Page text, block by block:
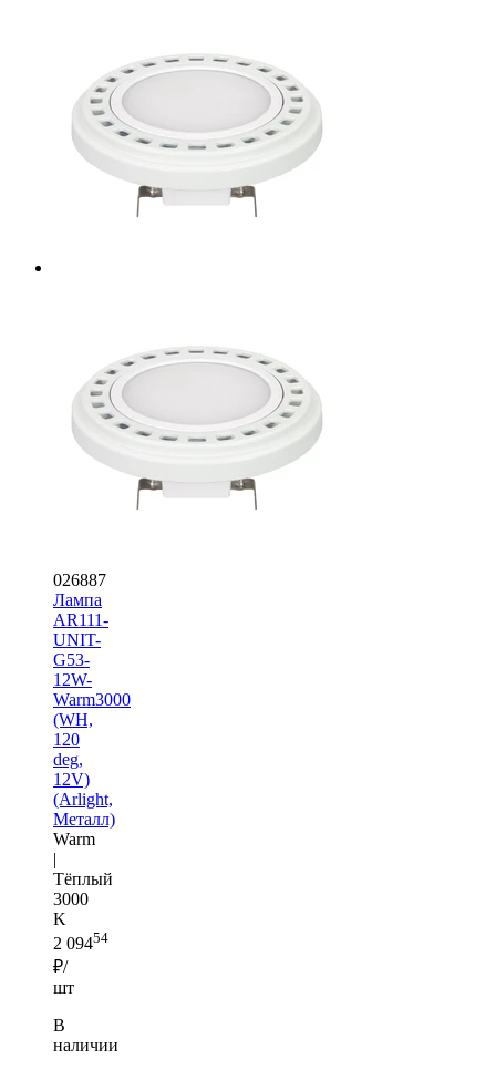
026887
Лампа
AR111-
UNIT-
G53-
12W-
Warm3000
(WH,
120
deg,
12V)
(Arlight,
Металл)
Warm
|
Тёплый
3000
K
2 09454
₽/
шт
В
наличии